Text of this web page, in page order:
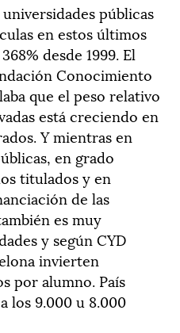
públicas
en estos últimos
desde 1999. El
Conocimiento
que el peso relativo
está creciendo en
Y mientras en
en grado
titulados y en
de las
es muy
y según CYD
invierten
por alumno. País
los 9.000 u 8.000